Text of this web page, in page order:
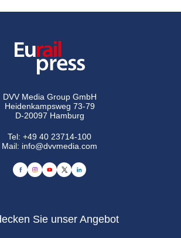
DVV Media Group GmbH
Heidenkampsweg 73-79
D-20097 Hamburg
Tel:+49 40 23714-100
Mail: info@dvvmedia.com
Sie unser Angebot